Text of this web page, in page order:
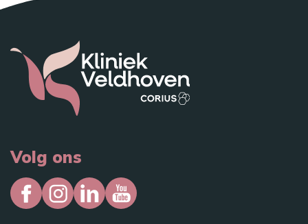
Volg ons